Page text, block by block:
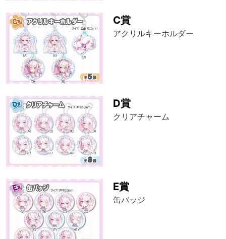
C賞
アクリルキーホルダー
D賞
クリアチャーム
E賞
缶バッジ